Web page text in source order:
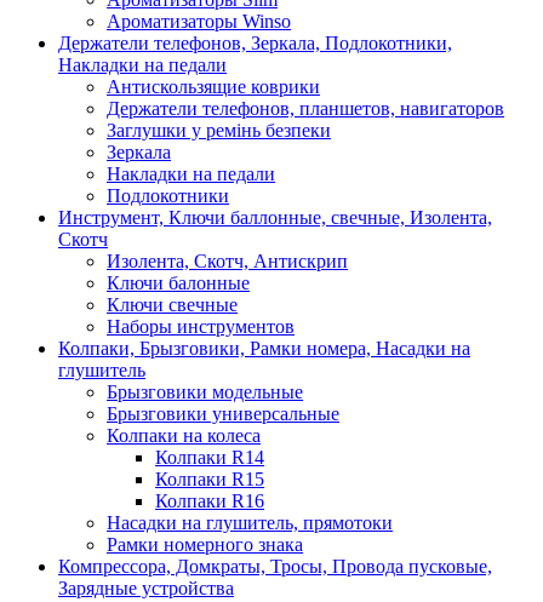
Ароматизаторы Winso
Держатели телефонов, Зеркала, Подлокотники,
Накладки на педали
Антискользящие коврики
Держатели телефонов, планшетов, навигаторов
Заглушки у ремінь безпеки
Зеркала
Накладки на педали
Подлокотники
Инструмент, Ключи баллонные, свечные, Изолента,
Скотч
Изолента, Скотч, Антискрип
Ключи балонные
Ключи свечные
Наборы инструментов
Колпаки, Брызговики, Рамки номера, Насадки на
глушитель
Брызговики модельные
Брызговики универсальные
Колпаки на колеса
Колпаки R14
Колпаки R15
Колпаки R16
Насадки на глушитель, прямотоки
Рамки номерного знака
Компрессора, Домкраты, Тросы, Провода пусковые,
Зарядные устройства